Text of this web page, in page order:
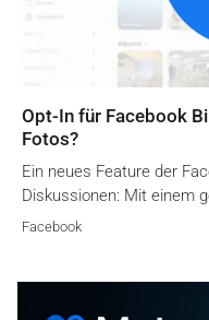
Opt-In für Facebook
Fotos?
Ein neues Feature der
Diskussionen: Mit einem
Facebook